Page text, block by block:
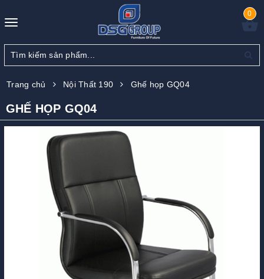
Toggle
0
Trang chủ Nội Thất 190 Ghế họp GQ04
GHẾ HỌP GQ04